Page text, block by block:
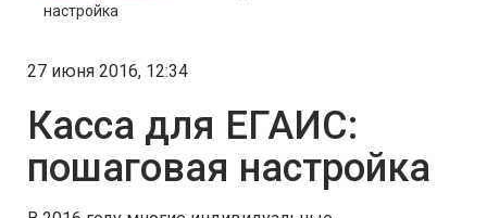
настройка
27 июня 2016, 12:34
Касса для ЕГАИС:
пошаговая настройка